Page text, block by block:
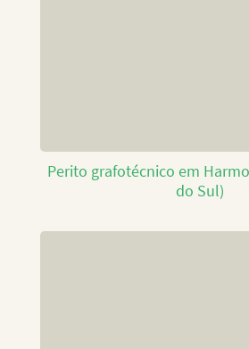
Perito grafotécnico em
do Sul)